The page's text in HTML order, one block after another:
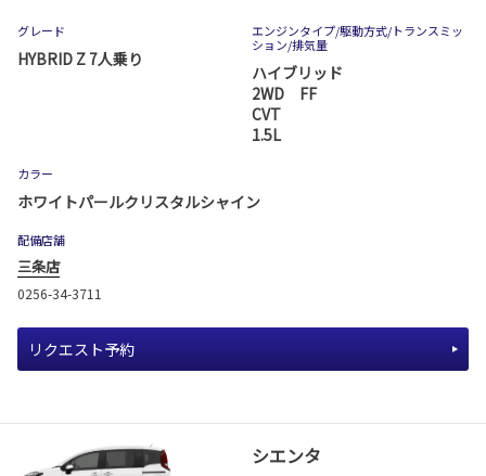
グレード
HYBRID Z 7人乗り
エンジンタイプ/駆動方式/トランスミッ
ション/排気量
ハイブリッド
2WD FF
CVT
1.5L
カラー
ホワイトパールクリスタルシャイン
配備店舗
三条店
0256-34-3711
リクエスト予約
シエンタ